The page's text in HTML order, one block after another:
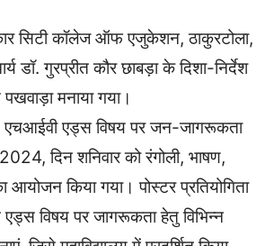
सिटी कॉलेज ऑफ एजुकेशन, ठाकुरटोला,
डॉ. गुरप्रीत कौर छाबड़ा के दिशा-निर्देश
मनाया गया।
एचआईवी एड्स विषय पर जन-जागरूकता
दिन शनिवार को रंगोली, भाषण,
आयोजन किया गया। पोस्टर प्रतियोगिता
एड्स विषय पर जागरूकता हेतु विभिन्न